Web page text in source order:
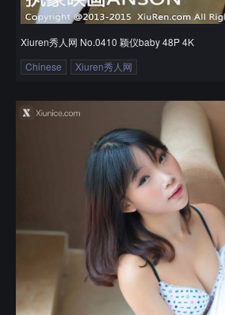
Xiuren秀人网 No.0410 颖仪baby 48P 4K
Chinese
Xiuren秀人网